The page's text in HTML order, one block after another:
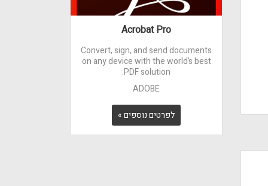
Acrobat Pro
Convert, sign, and send documents
on any device with the world’s best
PDF solution.
ADOBE
לפרטים נוספים »